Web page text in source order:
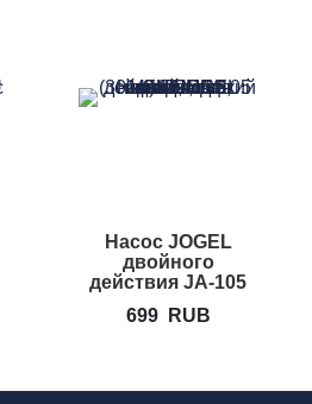
Насос JOGEL
двойного
действия JA-105
699
RUB